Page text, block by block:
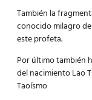
También la
conocido milagro
este profeta.
Por último también
del nacimiento Lao
Taoísmo